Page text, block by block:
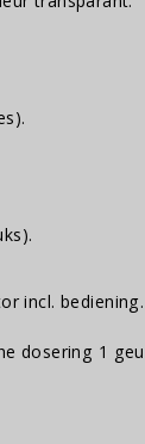
incl.
dosering 1